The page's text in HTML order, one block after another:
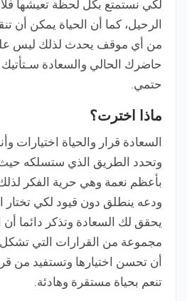
لكي نستمتع بكل لحظة تعيشها
الرحيل، كما أن الحياة يمكن
من أي موقف يحدث لذلك ليس
حاضرك الحالي والسعادة
حتمي.
ماذا اخترت؟
السعادة قرار والحياة اختيارات
وتحدد الطريق الذي ستسلكه حيث
بأعظم نعمة وهي حرية الفكر
ودعه ينطلق دون قيود لكي تختار
يحقق لك السعادة وتذكر دائما أن
مجموعة من القرارات التي تشكل
أن تحسن اختيارها وتستفيد من
تنعم بحياة مستقرة وهادئة.